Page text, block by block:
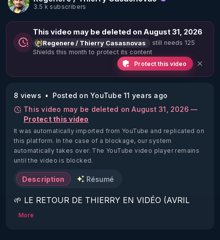
3.5 k subscribers
This video may be deleted on August 31, 2026
Regenere / Thierry Casasnovas
still needs 125
Shields this month to protect its content
Protect this video
8 views
Posted on YouTube 11 years ago
This video may be deleted on August 31, 2026 —
Protect this video
It was automatically imported from YouTube and replicated on
this platform. In the case of a blockage, our system
automatically takes over. The YouTube video player remains
until the video is blocked.
Description Résumé
🌱 LE RETOUR DE THIERRY EN VIDÉO (AVRIL
2022)!
More